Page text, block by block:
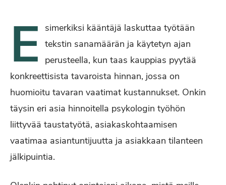
E
simerkiksi kääntäjä laskuttaa työtään
tekstin sanamäärän ja käytetyn ajan
perusteella, kun taas kauppias pyytää
konkreettisista tavaroista hinnan, jossa on
huomioitu tavaran vaatimat kustannukset. Onkin
täysin eri asia hinnoitella psykologin työhön
liittyvää taustatyötä, asiakaskohtaamisen
vaatimaa asiantuntijuutta ja asiakkaan tilanteen
jälkipuintia.